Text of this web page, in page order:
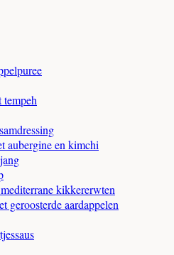
aubergine en kimchi
kikkererwten
geroosterde aardappelen